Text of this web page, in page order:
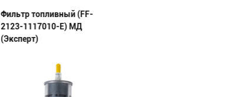
Фильтр топливный (FF-
2123-1117010-E) МД
(Эксперт)